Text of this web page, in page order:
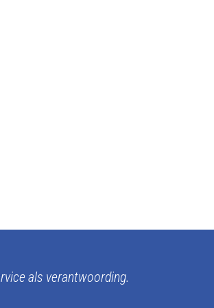
als verantwoording.